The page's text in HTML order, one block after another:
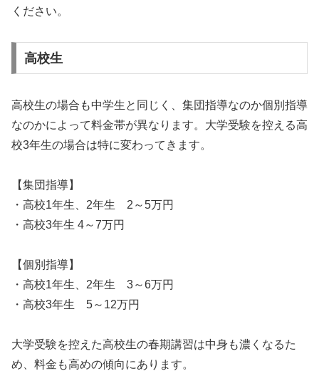
ください。
高校生
高校生の場合も中学生と同じく、集団指導なのか個別指導
なのかによって料金帯が異なります。大学受験を控える高
校3年生の場合は特に変わってきます。
【集団指導】
・高校1年生、2年生 2～5万円
・高校3年生 4～7万円
【個別指導】
・高校1年生、2年生 3～6万円
・高校3年生 5～12万円
大学受験を控えた高校生の春期講習は中身も濃くなるた
め、料金も高めの傾向にあります。